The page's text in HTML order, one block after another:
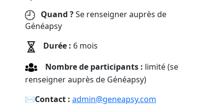
Quand ?Se renseigner auprès de
Généapsy
Durée : 6 mois
Nombre de participants : limité (se
renseigner auprès de Généapsy)
✉︎Contact : admin@geneapsy.com